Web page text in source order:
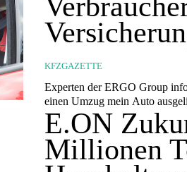
KFZGAZETTE
Experten der ERGO Group informieren Stefan B. aus Freising: Mein
einen Umzug mein Auto
E.ON
Millionen